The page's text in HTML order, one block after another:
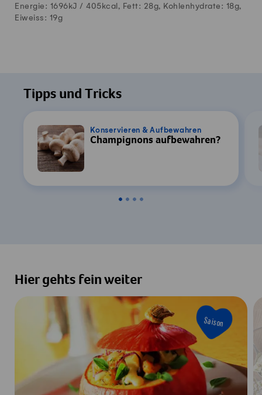
Energie: 1696kJ / 405 kcal, Fett: 28g, Kohlenhydrate: 18g,
Eiweiss: 19g
Tipps und Tricks
Konservieren & Aufbewahren
Champignons aufbewahren?
Hier gehts fein weiter
Saison